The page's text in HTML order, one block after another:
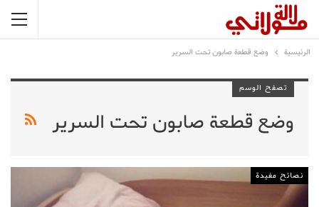
الرئيسية وضع قطعة صابون تحت السرير
تصفح الوسم
وضع قطعة صابون تحت السرير
نصائح مفيدة